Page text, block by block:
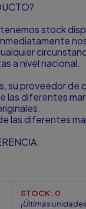
stock
a nivel nacional.
su proveedor de
las diferentes
las diferentes
STOCK: 0
¡Últimas